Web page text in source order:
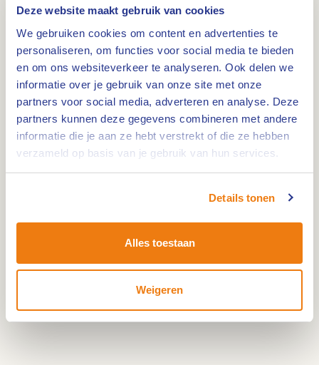
Deze website maakt gebruik van cookies
We gebruiken cookies om content en advertenties te
personaliseren, om functies voor social media te bieden
en om ons websiteverkeer te analyseren. Ook delen we
informatie over je gebruik van onze site met onze
partners voor social media, adverteren en analyse. Deze
partners kunnen deze gegevens combineren met andere
informatie die je aan ze hebt verstrekt of die ze hebben
verzameld op basis van je gebruik van hun services.
Details tonen
Alles toestaan
Weigeren
waar je kunt stoppen voor een korte pauze.
Neem plaats op een terras of geniet van iets
lekkers onderweg. Zo maak je van deze fietstocht
niet alleen een actieve, maar ook een
ontspannen dag.
Waar start de route?
Je start de route bij de parkeerplaats in de buurt
van Camperplaats Ittervoort. Vanaf hier stap je